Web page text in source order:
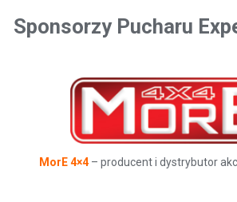
Sponsorzy Pucharu
MorE 4×4– producent i dystrybutor